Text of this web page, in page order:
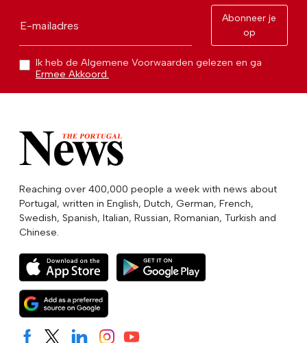
E-mailadres
Abonneer je
op
Ik heb de Algemene Voorwaarden gelezen en ga
Ermee Akkoord.
Reaching over 400,000 people a week with news about
Portugal, written in English, Dutch, German, French,
Swedish, Spanish, Italian, Russian, Romanian, Turkish and
Chinese.